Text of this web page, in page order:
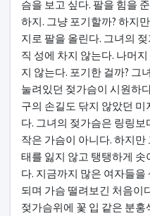
슴을 보고 싶다. 팔을 힘을
하지. 그냥 포기할까? 하지
지로 팔을 올린다. 그녀의
직 성에 차지 않는다. 나머
지 않는다. 포기한 걸까? 그
눌려있던 젖가슴이 시원하
구의 손길도 닦지 않았던
다. 그녀의 젖가슴은 링링
작은 가슴이 아니다. 하지
태를 잃지 않고 탱탱하게 솟
다. 지금까지 많은 여자들
되며 가슴 떨려보긴 처음이
젖가슴위에 꽃 입 같은 분